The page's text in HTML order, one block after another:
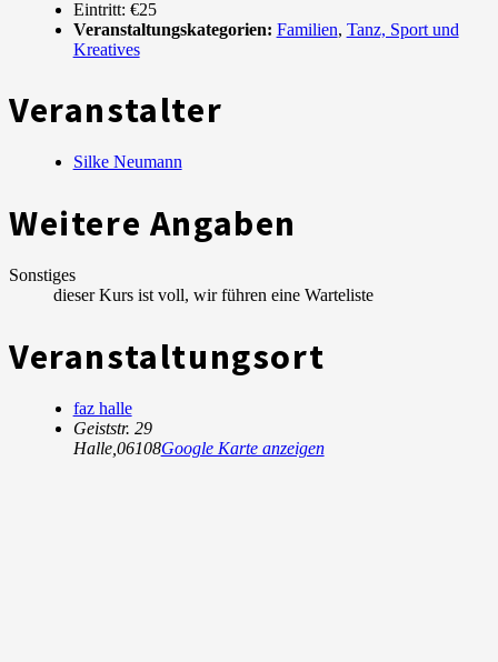
Eintritt: €25
Veranstaltungskategorien: Familien, Tanz, Sport und
Kreatives
Veranstalter
Silke Neumann
Weitere Angaben
Sonstiges
dieser Kurs ist voll, wir führen eine Warteliste
Veranstaltungsort
faz halle
Geiststr. 29
Halle, 06108Google Karte anzeigen